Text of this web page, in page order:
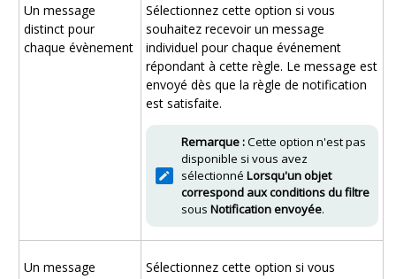
Un message
distinct pour
chaque évènement
Sélectionnez cette option si vous
souhaitez recevoir un message
individuel pour chaque événement
répondant à cette règle. Le message est
envoyé dès que la règle de notification
est satisfaite.
Remarque :Cette option n'est pas
disponible si vous avez
sélectionné Lorsqu'un objet
correspond aux conditions du filtre
sous Notification envoyée.
Un message
Sélectionnez cette option si vous